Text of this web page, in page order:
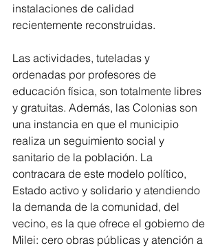
instalaciones de calidad
recientemente reconstruidas.
Las actividades, tuteladas y
ordenadas por profesores de
educación física, son totalmente libres
y gratuitas. Además, las Colonias son
una instancia en que el municipio
realiza un seguimiento social y
sanitario de la población. La
contracara de este modelo político,
Estado activo y solidario y atendiendo
la demanda de la comunidad, del
vecino, es la que ofrece el gobierno de
Milei: cero obras públicas y atención a